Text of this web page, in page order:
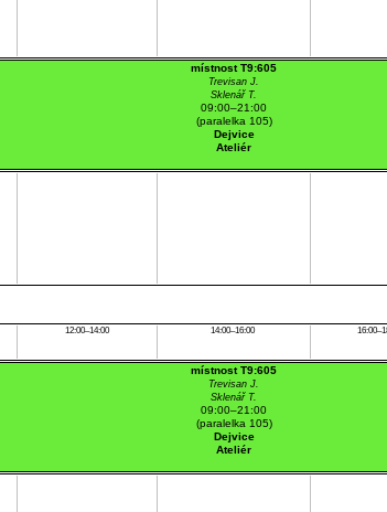
místnost T9:605
Trevisan J.
Sklenář T.
09:00–21:00
(paralelka 105)
Dejvice
Ateliér
12:00–14:00 14:00–16:00
místnost T9:605
Trevisan J.
Sklenář T.
09:00–21:00
(paralelka 105)
Dejvice
Ateliér